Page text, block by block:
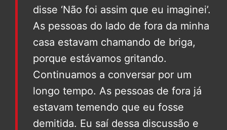
disse ‘Não foi assim que eu imaginei’.
As pessoas do lado de fora da minha
casa estavam chamando de briga,
porque estávamos gritando.
Continuamos a conversar por um
longo tempo. As pessoas de fora já
estavam temendo que eu fosse
demitida. Eu saí dessa discussão e